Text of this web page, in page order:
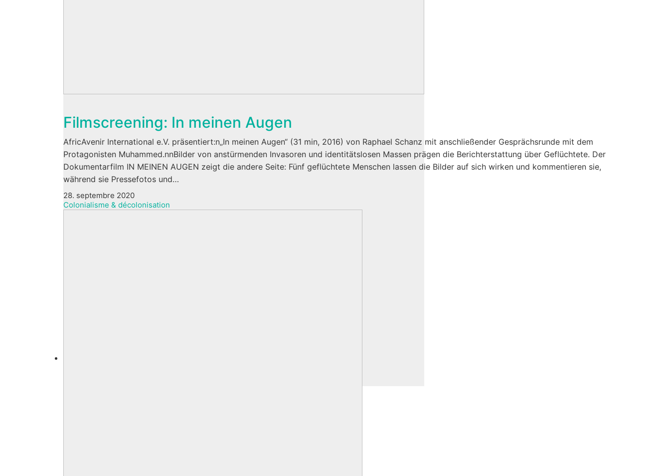
Filmscreening: In meinen Augen
AfricAvenir International e.V. präsentiert:n„In meinen Augen“ (31 min, 2016) von Raphael Schanz mit anschließender Gesprächsrunde mit dem
Protagonisten Muhammed.nnBilder von anstürmenden Invasoren und identitätslosen Massen prägen die Berichterstattung über Geflüchtete. Der
Dokumentarfilm IN MEINEN AUGEN zeigt die andere Seite: Fünf geflüchtete Menschen lassen die Bilder auf sich wirken und kommentieren sie,
während sie Pressefotos und…
28. septembre 2020
Colonialisme & décolonisation